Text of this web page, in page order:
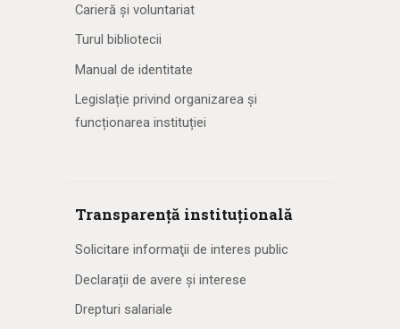
Carieră și voluntariat
Turul bibliotecii
Manual de identitate
Legislație privind organizarea și
funcționarea instituției
Transparență instituțională
Solicitare informaţii de interes public
Declarații de avere și interese
Drepturi salariale